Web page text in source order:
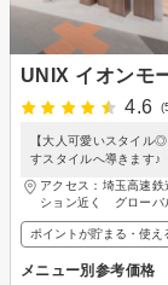
UNIX イオンモ
4.6
【大人可愛いスタイル
すスタイルへ導きます♪
アクセス：埼玉高速
ション近く グローバ
ポイントが貯まる・使え
メニュー別参考価格